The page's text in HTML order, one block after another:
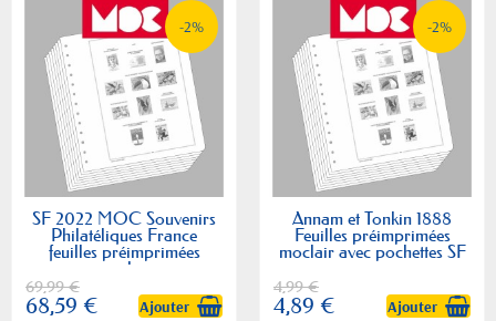
-2%
SF 2022 MOC Souvenirs
Philatéliques France
feuilles préimprimées
moclair
69,99 €
68,59 € Ajouter
-2%
Annam et Tonkin 1888
Feuilles préimprimées
moclair avec pochettes SF
4,99 €
4,89 € Ajouter